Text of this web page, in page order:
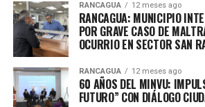
RANCAGUA 12 meses ago
RANCAGUA: MUNICIPIO
POR GRAVE CASO DE
OCURRIO EN SECTOR SAN
RANCAGUA 12 meses ago
60 AÑOS DEL MINVU:
FUTURO” CON DIÁLOGO